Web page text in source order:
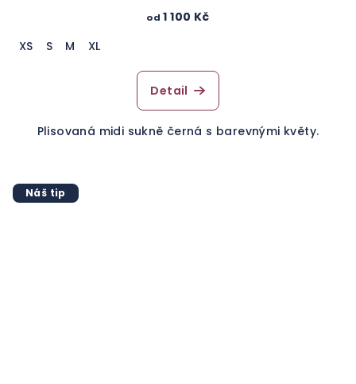
od 1 100 Kč
XS
S M XL
Detail
Plisovaná midi sukně černá s barevnými květy.
Náš tip